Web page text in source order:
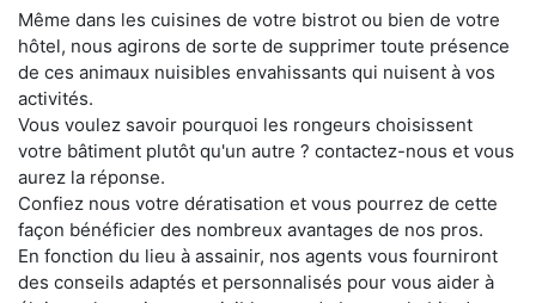
Même dans les cuisines de votre bistrot ou bien de votre
hôtel, nous agirons de sorte de supprimer toute présence
de ces animaux nuisibles envahissants qui nuisent à vos
activités.
Vous voulez savoir pourquoi les rongeurs choisissent
votre bâtiment plutôt qu'un autre ? contactez-nous et vous
aurez la réponse.
Confiez nous votre dératisation et vous pourrez de cette
façon bénéficier des nombreux avantages de nos pros.
En fonction du lieu à assainir, nos agents vous fourniront
des conseils adaptés et personnalisés pour vous aider à